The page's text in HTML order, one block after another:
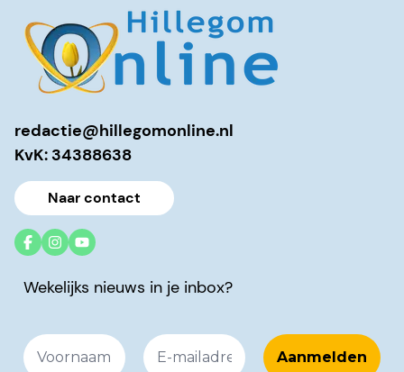
redactie@hillegomonline.nl
KvK: 34388638
Naar contact
Wekelijks nieuws in je inbox?